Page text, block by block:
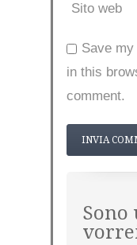
Sito web
Save
in this
comment.
Sono